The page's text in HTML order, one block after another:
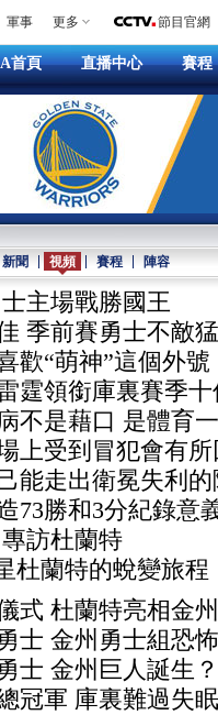
軍事 更多 節目官網
首頁 直播中心 賽程
新聞 視頻 賽程 陣容
主場戰勝國王
季前賽勇士不敵
歡“萌神”這個外號
霆領銜庫裏賽季十
不是藉口 是體育
上受到冒犯會有所
能走出衛冕失利的
73勝和3分紀錄意
訪杜蘭特
杜蘭特的蛻變旅程
式 杜蘭特亮相金州
士 金州勇士組恐
士 金州巨人誕生？
冠軍 庫裏難過失眠